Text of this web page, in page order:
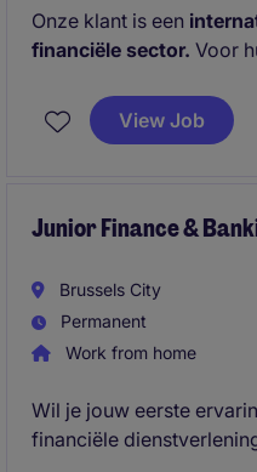
Onze klant is een
financiële sector. Voor
Senior Compliance
View Job
Junior Finance &
Brussels City
Permanent
Work from home
Wil je jouw eerste
financiële